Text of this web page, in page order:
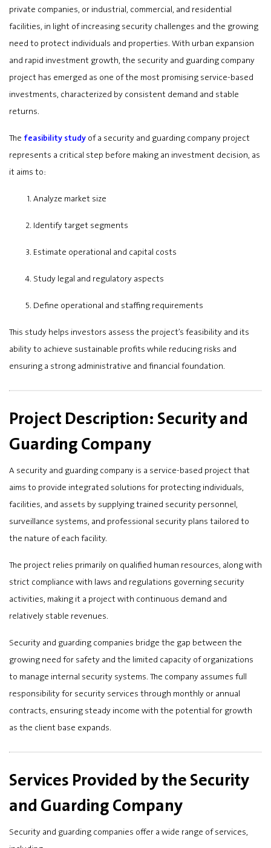
private companies, or industrial, commercial, and residential
facilities, in light of increasing security challenges and the growing
need to protect individuals and properties. With urban expansion
and rapid investment growth, the security and guarding company
project has emerged as one of the most promising service-based
investments, characterized by consistent demand and stable
returns.
The feasibility studyof a security and guarding company project
represents a critical step before making an investment decision, as
it aims to:
Analyze market size
Identify target segments
Estimate operational and capital costs
Study legal and regulatory aspects
Define operational and staffing requirements
This study helps investors assess the project’s feasibility and its
ability to achieve sustainable profits while reducing risks and
ensuring a strong administrative and financial foundation.
Project Description: Security and
Guarding Company
A security and guarding company is a service-based project that
aims to provide integrated solutions for protecting individuals,
facilities, and assets by supplying trained security personnel,
surveillance systems, and professional security plans tailored to
the nature of each facility.
The project relies primarily on qualified human resources, along with
strict compliance with laws and regulations governing security
activities, making it a project with continuous demand and
relatively stable revenues.
Security and guarding companies bridge the gap between the
growing need for safety and the limited capacity of organizations
to manage internal security systems. The company assumes full
responsibility for security services through monthly or annual
contracts, ensuring steady income with the potential for growth
as the client base expands.
Services Provided by the Security
and Guarding Company
Security and guarding companies offer a wide range of services,